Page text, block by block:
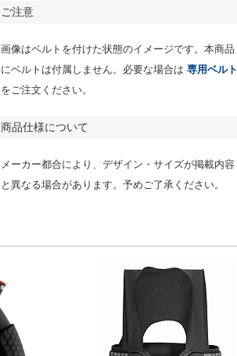
ご注意
画像はベルトを付けた状態のイメージです。本商品
にベルトは付属しません。必要な場合は 専用ベルト
をご注文ください。
商品仕様について
メーカー都合により、デザイン・サイズが掲載内容
と異なる場合があります。予めご了承ください。